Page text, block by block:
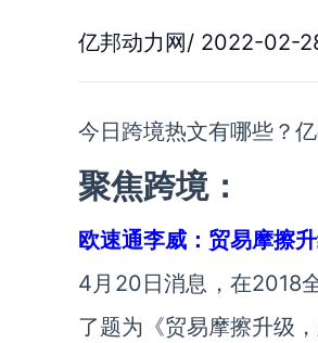
亿邦动力网/ 2022-02-
今日跨境热文有哪些？
聚焦跨境：
欧速通李威：贸易摩擦
4月20日消息，在2018
了题为《贸易摩擦升级